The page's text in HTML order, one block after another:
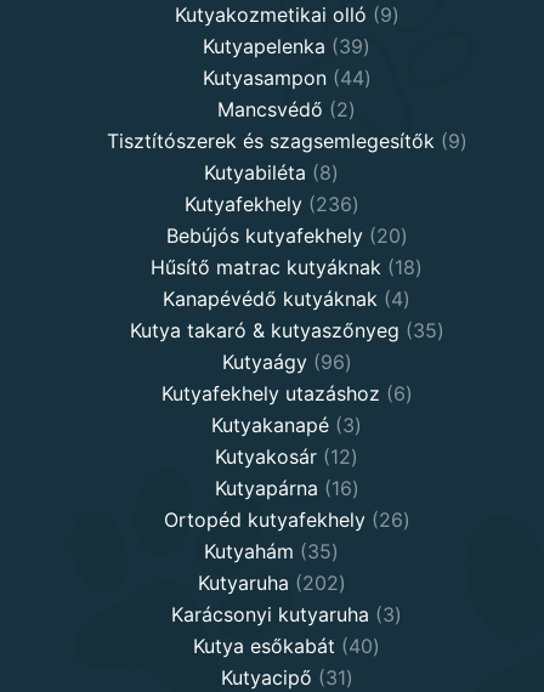
Kutyakozmetikai olló 99
Kutyapelenka 3939
products
Kutyasampon 4444
Mancsvédő 22
products
Tisztítószerek és szagsemlegesítők 99
Kutyabiléta 88
products
Kutyafekhely 236236
products
Bebújós kutyafekhely 2020
products
Hűsítő matrac kutyáknak 1818
Kanapévédő kutyáknak 44
products
Kutya takaró & kutyaszőnyeg 3535
Kutyaágy 9696
products
Kutyafekhely utazáshoz 66
Kutyakanapé 33
products
Kutyakosár 1212
products
Kutyapárna 1616
products
Ortopéd kutyafekhely 2626
Kutyahám 3535
products
Kutyaruha 202202
products
Karácsonyi kutyaruha 33
Kutya esőkabát 4040
Kutyacipő 3131